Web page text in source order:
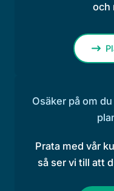
och
Osäker på om
Prata med vår
så ser vi till att